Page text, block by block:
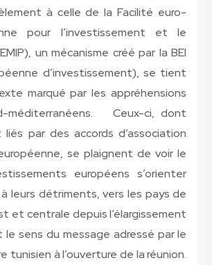
à celle de la Facilité euro-
pour l’investissement et le
un mécanisme créé par la BEI
d’investissement), se tient
marqué par les appréhensions
méditerranéens. Ceux-ci, dont
par des accords d’association
se plaignent de voir le
européens s’orienter
leurs détriments, vers les pays de
et centrale depuis l’élargissement
le sens du message adressé par le
tunisien à l’ouverture de la réunion.